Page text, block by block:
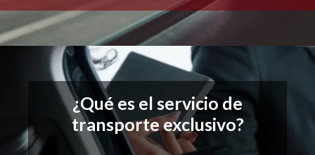
¿Qué es el servicio de
transporte exclusivo?